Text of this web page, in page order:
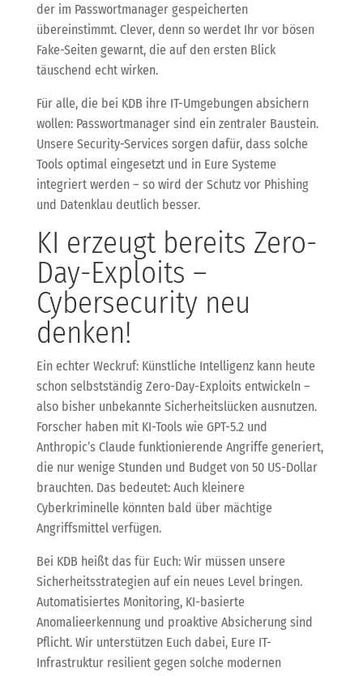
der im Passwortmanager gespeicherten
übereinstimmt. Clever, denn so werdet Ihr vor bösen
Fake-Seiten gewarnt, die auf den ersten Blick
täuschend echt wirken.
Für alle, die bei KDB ihre IT-Umgebungen absichern
wollen: Passwortmanager sind ein zentraler Baustein.
Unsere Security-Services sorgen dafür, dass solche
Tools optimal eingesetzt und in Eure Systeme
integriert werden – so wird der Schutz vor Phishing
und Datenklau deutlich besser.
KI erzeugt bereits Zero-
Day-Exploits –
Cybersecurity neu
denken!
Ein echter Weckruf: Künstliche Intelligenz kann heute
schon selbstständig Zero-Day-Exploits entwickeln –
also bisher unbekannte Sicherheitslücken ausnutzen.
Forscher haben mit KI-Tools wie GPT-5.2 und
Anthropic’s Claude funktionierende Angriffe generiert,
die nur wenige Stunden und Budget von 50 US-Dollar
brauchten. Das bedeutet: Auch kleinere
Cyberkriminelle könnten bald über mächtige
Angriffsmittel verfügen.
Bei KDB heißt das für Euch: Wir müssen unsere
Sicherheitsstrategien auf ein neues Level bringen.
Automatisiertes Monitoring, KI-basierte
Anomalieerkennung und proaktive Absicherung sind
Pflicht. Wir unterstützen Euch dabei, Eure IT-
Infrastruktur resilient gegen solche modernen